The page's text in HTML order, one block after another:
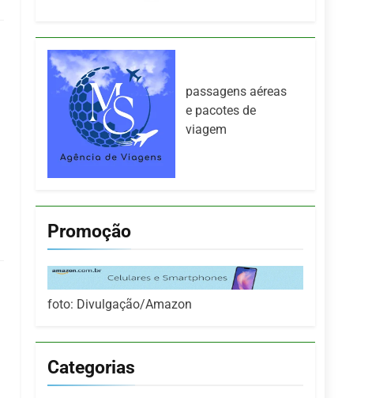
passagens aéreas
e pacotes de
viagem
Promoção
foto: Divulgação/Amazon
Categorias